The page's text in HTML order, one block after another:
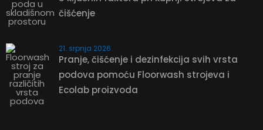
čišćenje
21. srpnja 2026.
Pranje, čišćenje i dezinfekcija svih vrsta
podova pomoću Floorwash strojeva i
Ecolab proizvoda